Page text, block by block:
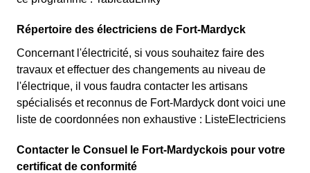
Répertoire des électriciens de Fort-Mardyck
Concernant l'électricité, si vous souhaitez faire des
travaux et effectuer des changements au niveau de
l'électrique, il vous faudra contacter les artisans
spécialisés et reconnus de Fort-Mardyck dont voici une
liste de coordonnées non exhaustive : ListeElectriciens
Contacter le Consuel le Fort-Mardyckois pour votre
certificat de conformité